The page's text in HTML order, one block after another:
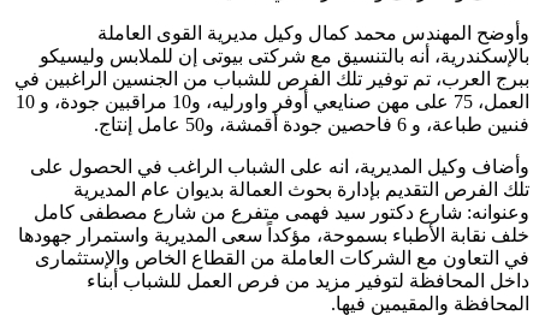
وأوضح المهندس محمد كمال وكيل مديرية القوى العاملة
بالإسكندرية، أنه بالتنسيق مع شركتى بيوتى إن للملابس وليسيكو
ببرج العرب، تم توفير تلك الفرص للشباب من الجنسين الراغبين في
العمل، 75 على مهن صنايعي أوفر واورليه، و10 مراقبين جودة، و 10
فنىين طباعة، و 6 فاحصين جودة أقمشة، و50 عامل إنتاج.
وأضاف وكيل المديرية، انه على الشباب الراغب في الحصول على
تلك الفرص التقديم بإدارة بحوث العمالة بديوان عام المديرية
وعنوانه: شارع دكتور سيد فهمى متفرع من شارع مصطفى كامل
خلف نقابة الأطباء بسموحة، مؤكداً سعى المديرية واستمرار جهودها
في التعاون مع الشركات العاملة من القطاع الخاص والإستثمارى
داخل المحافظة لتوفير مزيد من فرص العمل للشباب أبناء
المحافظة والمقيمين فيها.